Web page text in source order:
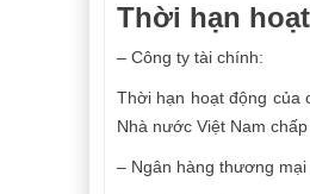
Thời hạn
– Công ty tài chính:
Thời hạn hoạt động của
Nhà nước Việt Nam
– Ngân hàng thương mại